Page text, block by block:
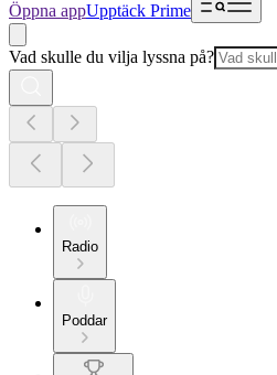
Öppna appUpptäck Prime
Vad skulle du vilja lyssna på?
Radio
Poddar